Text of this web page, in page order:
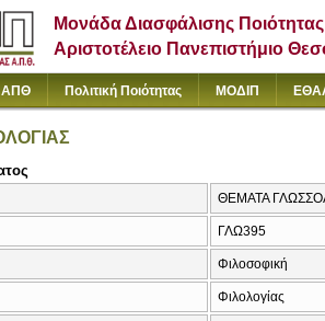
Μονάδα Διασφάλισης Ποιότητας
Αριστοτέλειο Πανεπιστήμιο
ΑΠΘ Πολιτική Ποιότητας ΜΟΔΙΠ
ΘΕΜΑΤΑ
ΓΛΩ395
Φιλοσοφική
Φιλολογίας